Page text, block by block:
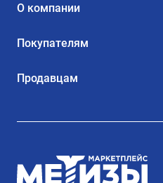
О компании
Покупателям
Продавцам